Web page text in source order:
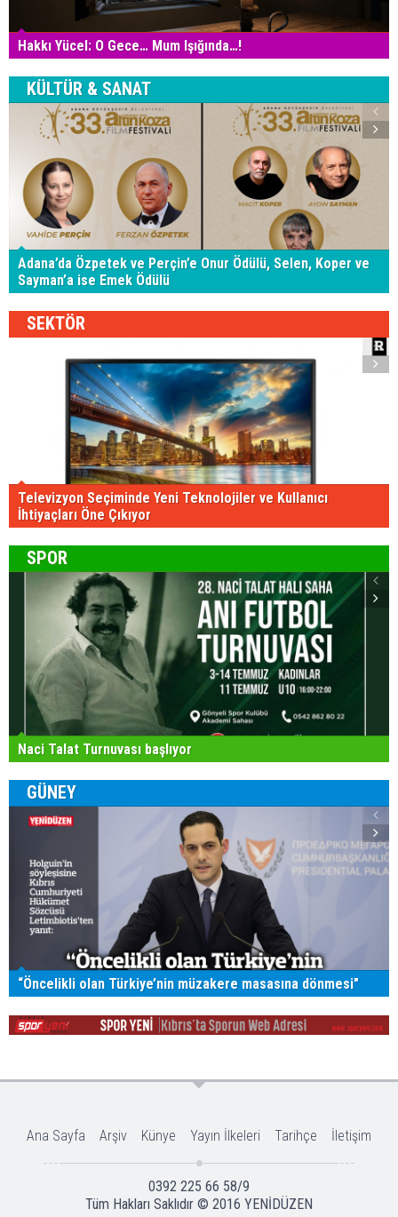
Hakkı Yücel: O Gece… Mum Işığında…!
KÜLTÜR & SANAT
Adana’da Özpetek ve Perçin’e Onur Ödülü, Selen, Koper ve
Sayman’a ise Emek Ödülü
SEKTÖR
Televizyon Seçiminde Yeni Teknolojiler ve Kullanıcı
İhtiyaçları Öne Çıkıyor
SPOR
Naci Talat Turnuvası başlıyor
GÜNEY
“Öncelikli olan Türkiye’nin müzakere masasına dönmesi"
Ana Sayfa Arşiv Künye Yayın İlkeleri Tarihçe İletişim
0392 225 66 58/9
Tüm Hakları Saklıdır © 2016 YENİDÜZEN